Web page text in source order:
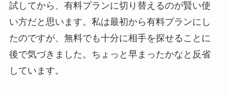
試してから、有料プランに切り替えるのが賢い使
い方だと思います。私は最初から有料プランにし
たのですが、無料でも十分に相手を探せることに
後で気づきました。ちょっと早まったかなと反省
しています。